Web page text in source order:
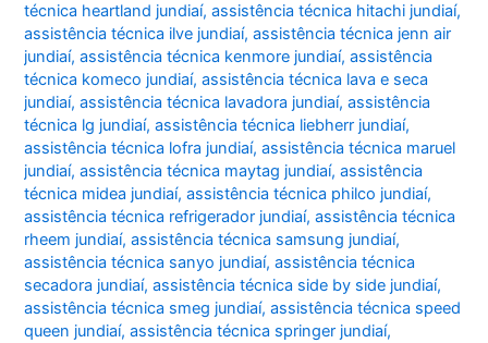
técnica heartland jundiaí,assistência técnica hitachi jundiaí,
assistência técnica ilve jundiaí,assistência técnica jenn air
jundiaí,assistência técnica kenmore jundiaí,assistência
técnica komeco jundiaí,assistência técnica lava e seca
jundiaí,assistência técnica lavadora jundiaí,assistência
técnica lg jundiaí,assistência técnica liebherr jundiaí,
assistência técnica lofra jundiaí,assistência técnica maruel
jundiaí,assistência técnica maytag jundiaí,assistência
técnica midea jundiaí,assistência técnica philco jundiaí,
assistência técnica refrigerador jundiaí,assistência técnica
rheem jundiaí,assistência técnica samsung jundiaí,
assistência técnica sanyo jundiaí,assistência técnica
secadora jundiaí,assistência técnica side by side jundiaí,
assistência técnica smeg jundiaí,assistência técnica speed
queen jundiaí,assistência técnica springer jundiaí,